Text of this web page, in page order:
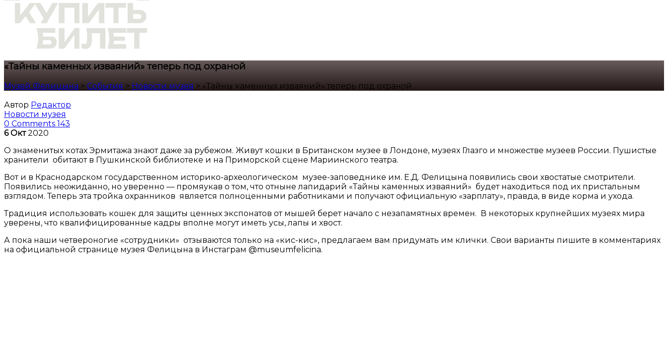
«Тайны каменных изваяний» теперь под охраной
Музей Фелицына > События > Новости музея > «Тайны каменных изваяний» теперь под охраной
Автор Редактор
Новости музея
0 Comments 143
6 Окт2020
О знаменитых котах Эрмитажа знают даже за рубежом. Живут кошки в Британском музее в Лондоне, музеях Глазго и множестве музеев России. Пушистые
хранители обитают в Пушкинской библиотеке и на Приморской сцене Мариинского театра.
Вот и в Краснодарском государственном историко-археологическом музее-заповеднике им. Е.Д. Фелицына появились свои хвостатые смотрители.
Появились неожиданно, но уверенно — промяукав о том, что отныне лапидарий «Тайны каменных изваяний» будет находиться под их пристальным
взглядом. Теперь эта тройка охранников является полноценными работниками и получают официальную «зарплату», правда, в виде корма и ухода.
Традиция использовать кошек для защиты ценных экспонатов от мышей берет начало с незапамятных времен. В некоторых крупнейших музеях мира
уверены, что квалифицированные кадры вполне могут иметь усы, лапы и хвост.
А пока наши четвероногие «сотрудники» отзываются только на «кис-кис», предлагаем вам придумать им клички. Свои варианты пишите в комментариях
на официальной странице музея Фелицына в Инстаграм @museumfelicina.